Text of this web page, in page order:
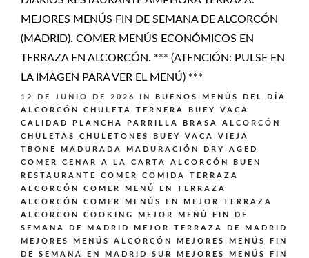
MEJORES MENÚS FIN DE SEMANA DE ALCORCÓN
(MADRID). COMER MENÚS ECONÓMICOS EN
TERRAZA EN ALCORCÓN. *** (ATENCIÓN: PULSE EN
LA IMAGEN PARA VER EL MENÚ) ***
12 DE JUNIO DE 2026 IN
BUENOS MENÚS DEL DÍA
ALCORCÓN
CHULETA TERNERA BUEY VACA
CALIDAD PLANCHA PARRILLA BRASA ALCORCÓN
CHULETAS CHULETONES BUEY VACA VIEJA
TBONE MADURADA MADURACIÓN DRY AGED
COMER CENAR A LA CARTA ALCORCÓN BUEN
RESTAURANTE
COMER COMIDA TERRAZA
ALCORCÓN
COMER MENÚ EN TERRAZA
ALCORCÓN
COMER MENÚS EN MEJOR TERRAZA
ALCORCON
COOKING
MEJOR MENÚ FIN DE
SEMANA DE MADRID
MEJOR TERRAZA DE MADRID
MEJORES MENÚS ALCORCÓN
MEJORES MENÚS FIN
DE SEMANA EN MADRID SUR
MEJORES MENÚS FIN